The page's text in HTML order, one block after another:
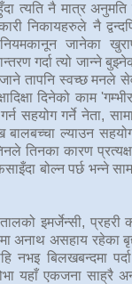
त्यति नै मात्र
निकायहरुले नै
जानेका
गर्दा त्यो जान्ने
तापनि स्वच्छ मनले
दिनेको काम
सहयोग गर्ने नेता,
बालबच्चा ल्याउन
तिनका कारण
बोल्न पर्छ भन्ने
इमर्जेन्सी, प्रहरी
अनाथ असहाय रहेका
नभइ बिलखबन्दमा
यहाँ एकजना साह्रै